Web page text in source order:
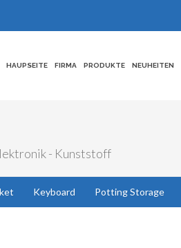
HAUPSEITE FIRMA PRODUKTE NEUHEITEN
- Kunststoff
Keyboard Potting Storage